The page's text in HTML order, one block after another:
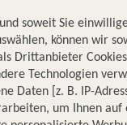
- MGallery
telefonischer 24/7
soweit Sie
können wir
Drittanbieter
Technologien
Daten [z. B. IP-
um Ihnen auf